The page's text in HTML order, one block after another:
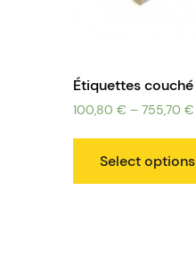
Étiquettes couché
100,80€ –755,70€
Select options